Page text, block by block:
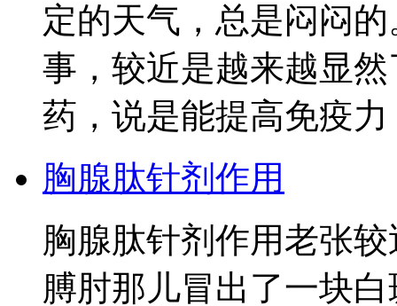
定的天气，总是闷闷
事，较近是越来越显
药，说是能提高免疫力
胸腺肽针剂作用
胸腺肽针剂作用老张
膊肘那儿冒出了一块